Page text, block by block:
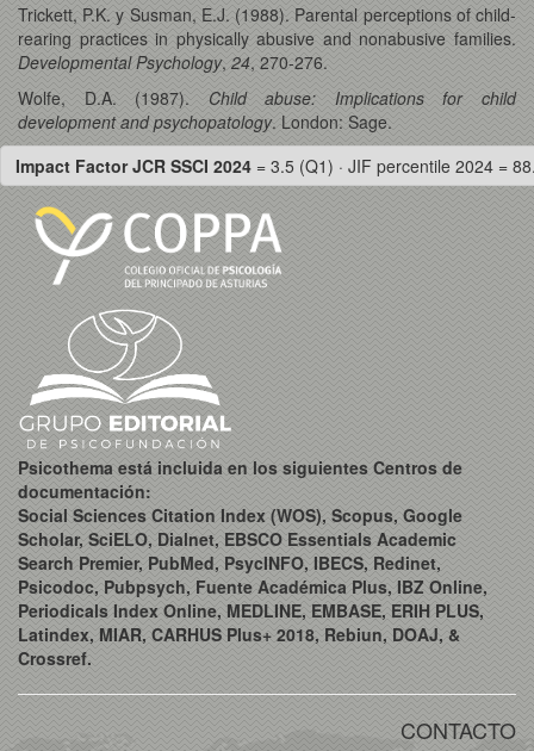
Trickett, P.K. y Susman, E.J. (1988). Parental perceptions of child-
rearing practices in physically abusive and nonabusive families.
Developmental Psychology, 24, 270-276.
Wolfe, D.A. (1987). Child abuse: Implications for child
development and psychopatology. London: Sage.
Impact Factor JCR SSCI 2024 = 3.5 (Q1) · JIF percentile 2024 =
Psicothema está incluida en los siguientes Centros de
documentación:
Social Sciences Citation Index (WOS), Scopus, Google
Scholar, SciELO, Dialnet, EBSCO Essentials Academic
Search Premier, PubMed, PsycINFO, IBECS, Redinet,
Psicodoc, Pubpsych, Fuente Académica Plus, IBZ Online,
Periodicals Index Online, MEDLINE, EMBASE, ERIH PLUS,
Latindex, MIAR, CARHUS Plus+ 2018, Rebiun, DOAJ, &
Crossref.
CONTACTO